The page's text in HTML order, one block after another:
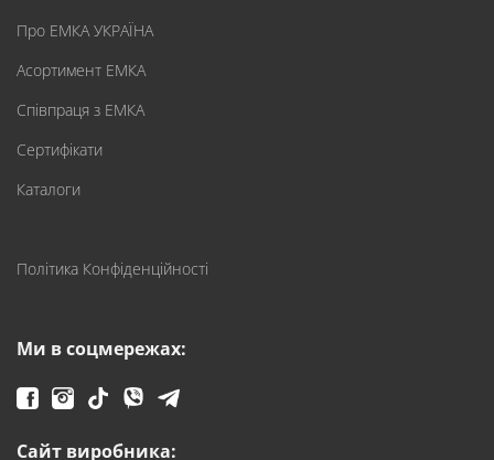
Про ЕМКА УКРАЇНА
Асортимент ЕМКА
Співпраця з ЕМКА
Сертифікати
Каталоги
Політика Конфіденційності
Ми в соцмережах:
Сайт виробника: